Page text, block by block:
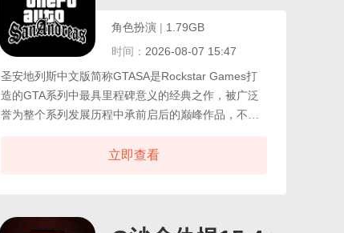
角色扮演 | 1.79GB
时间： 2026-08-07 15:47
圣安地列斯中文版简称GTASA是Rockstar Games打
造的GTA系列中最具里程碑意义的经典之作，被广泛
誉为整个系列发展历程中承前启后的巅峰作品，不仅
《GTA4》的写实风格与叙事深度奠定了坚实基础，在
车、飞行训练、帮派火并。
立即查看